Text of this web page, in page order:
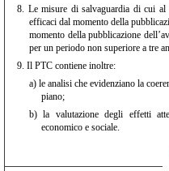
8. Le misure di salvaguardia di cui al
efficaci dal momento della
momento della pubblicazione
per un periodo non superiore a tre
9. Il PTC contiene inoltre:
a) le analisi che evidenziano la
piano;
b)la valutazione degli effetti
economico e sociale.